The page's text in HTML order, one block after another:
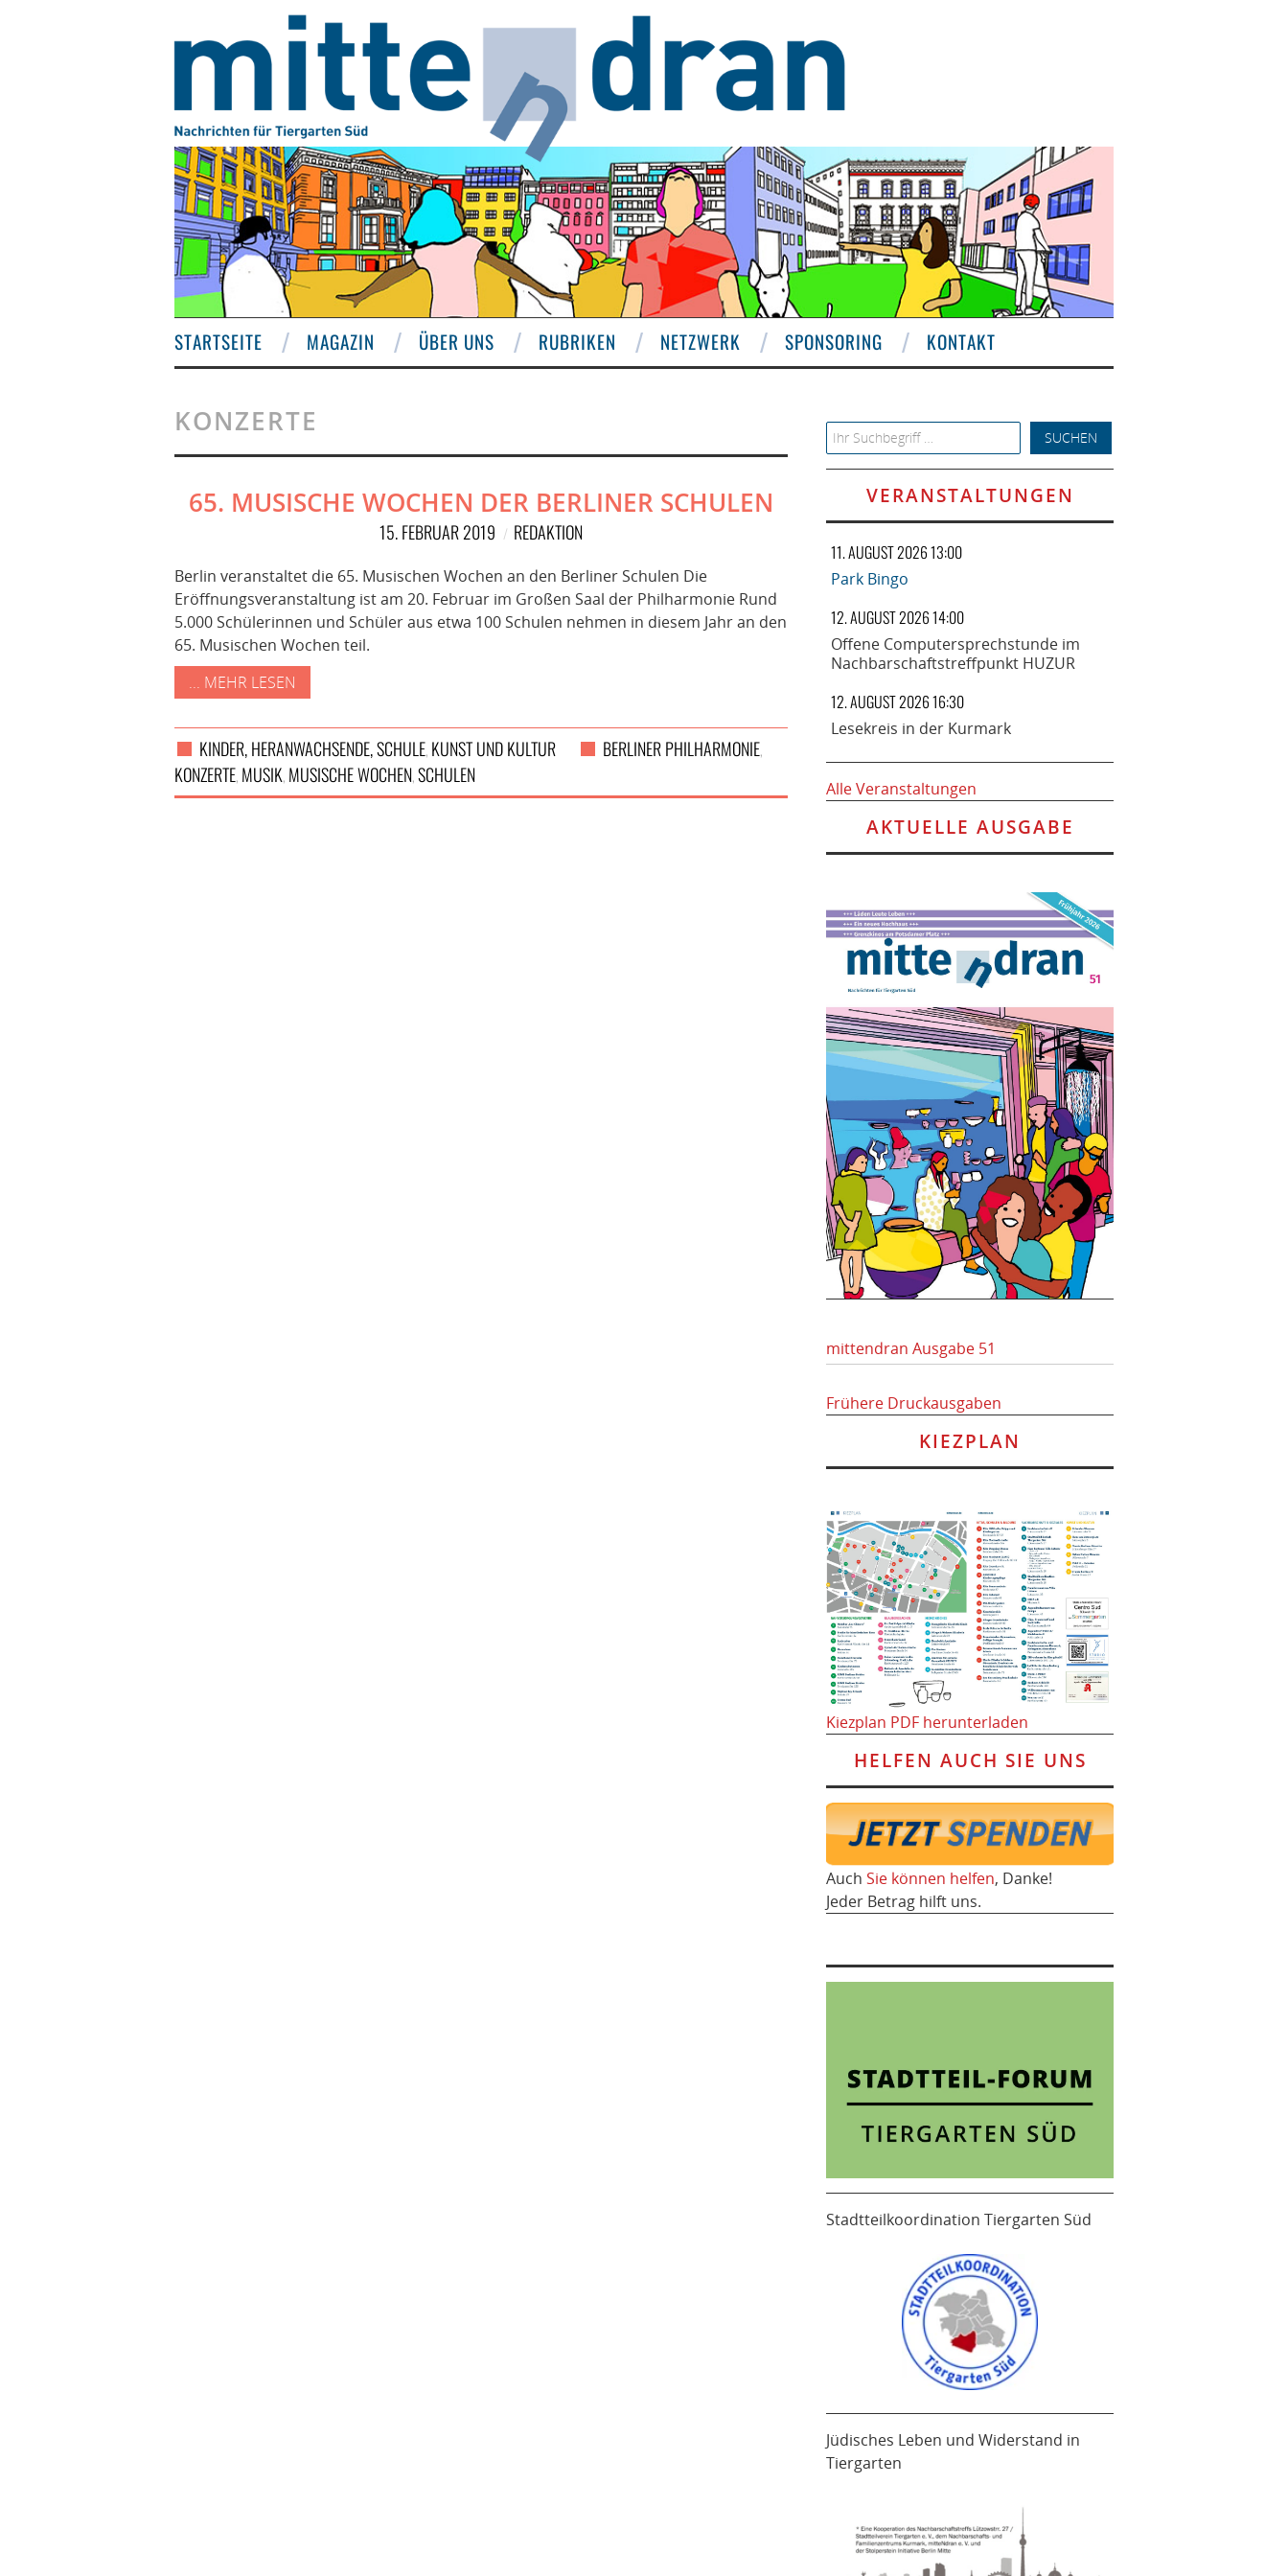
STARTSEITE MAGAZIN ÜBER UNS RUBRIKEN NETZWERK SPONSORING KONTAKT
KONZERTE
65. MUSISCHE WOCHEN DER BERLINER SCHULEN
15. FEBRUAR 2019 REDAKTION
Berlin veranstaltet die 65. Musischen Wochen an den Berliner Schulen Die
Eröffnungsveranstaltung ist am 20. Februar im Großen Saal der Philharmonie Rund
5.000 Schülerinnen und Schüler aus etwa 100 Schulen nehmen in diesem Jahr an den
65. Musischen Wochen teil.
... MEHR LESEN
KINDER, HERANWACHSENDE, SCHULE, KUNST UND KULTUR BERLINER PHILHARMONIE,
KONZERTE, MUSIK, MUSISCHE WOCHEN,SCHULEN
Search for:
VERANSTALTUNGEN
11. AUGUST 2026 13:00
Park Bingo
12. AUGUST 2026 14:00
Offene Computersprechstunde im
Nachbarschaftstreffpunkt HUZUR
12. AUGUST 2026 16:30
Lesekreis in der Kurmark
Alle Veranstaltungen
AKTUELLE AUSGABE
mittendran Ausgabe 51
Frühere Druckausgaben
KIEZPLAN
Kiezplan PDF herunterladen
HELFEN AUCH SIE UNS
Auch Sie können helfen, Danke!
Jeder Betrag hilft uns.
Stadtteilkoordination Tiergarten Süd
Jüdisches Leben und Widerstand in
Tiergarten